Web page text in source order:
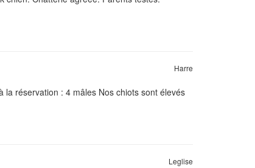
Harre
la réservation : 4 mâles Nos chiots sont élevés
Leglise